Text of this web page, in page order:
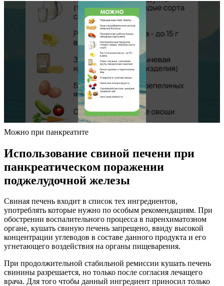
Можно при панкреатите
Использование свиной печени при
панкреатическом поражении
поджелудочной железы
Свиная печень входит в список тех ингредиентов,
употреблять которые нужно по особым рекомендациям. При
обострении воспалительного процесса в паренхиматозном
органе, кушать свиную печень запрещено, ввиду высокой
концентрации углеводов в составе данного продукта и его
угнетающего воздействия на органы пищеварения.
При продолжительной стабильной ремиссии кушать печень
свинины разрешается, но только после согласия лечащего
врача. Для того чтобы данный ингредиент приносил только